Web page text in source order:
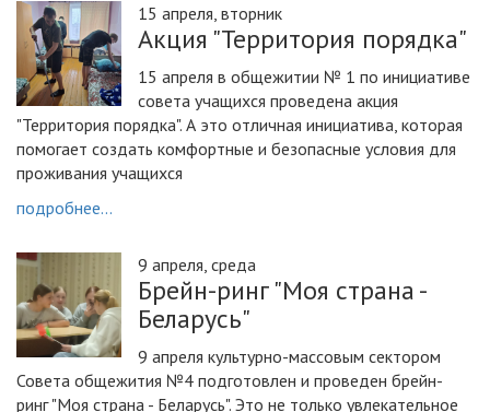
15 апреля, вторник
Акция "Территория порядка"
15 апреля в общежитии № 1 по инициативе
совета учащихся проведена акция
"Территория порядка". А это отличная инициатива, которая
помогает создать комфортные и безопасные условия для
проживания учащихся
подробнее...
9 апреля, среда
Брейн-ринг "Моя страна -
Беларусь"
9 апреля культурно-массовым сектором
Совета общежития №4 подготовлен и проведен брейн-
ринг "Моя страна - Беларусь". Это не только увлекательное